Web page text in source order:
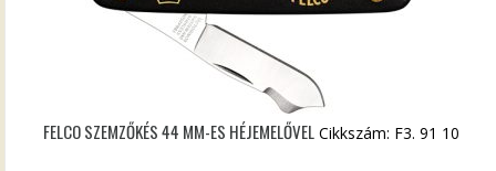
FELCO SZEMZŐKÉS 44 MM-ES HÉJEMELŐVEL Cikkszám: F3. 91 10